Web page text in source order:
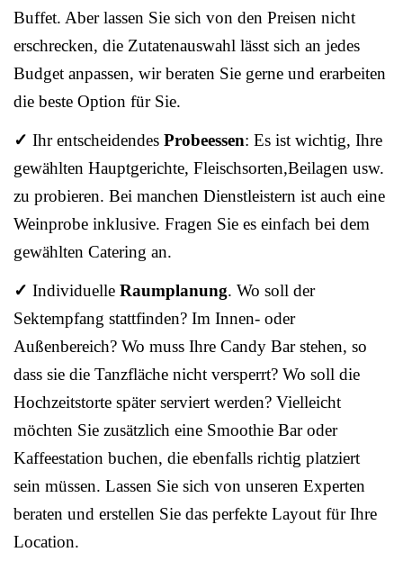
Buffet. Aber lassen Sie sich von den Preisen nicht
erschrecken, die Zutatenauswahl lässt sich an jedes
Budget anpassen, wir beraten Sie gerne und erarbeiten
die beste Option für Sie.
✓ Ihr entscheidendes Probeessen: Es ist wichtig, Ihre
gewählten Hauptgerichte, Fleischsorten,Beilagen usw.
zu probieren. Bei manchen Dienstleistern ist auch eine
Weinprobe inklusive. Fragen Sie es einfach bei dem
gewählten Catering an.
✓ Individuelle Raumplanung. Wo soll der
Sektempfang stattfinden? Im Innen- oder
Außenbereich? Wo muss Ihre Candy Bar stehen, so
dass sie die Tanzfläche nicht versperrt? Wo soll die
Hochzeitstorte später serviert werden? Vielleicht
möchten Sie zusätzlich eine Smoothie Bar oder
Kaffeestation buchen, die ebenfalls richtig platziert
sein müssen. Lassen Sie sich von unseren Experten
beraten und erstellen Sie das perfekte Layout für Ihre
Location.